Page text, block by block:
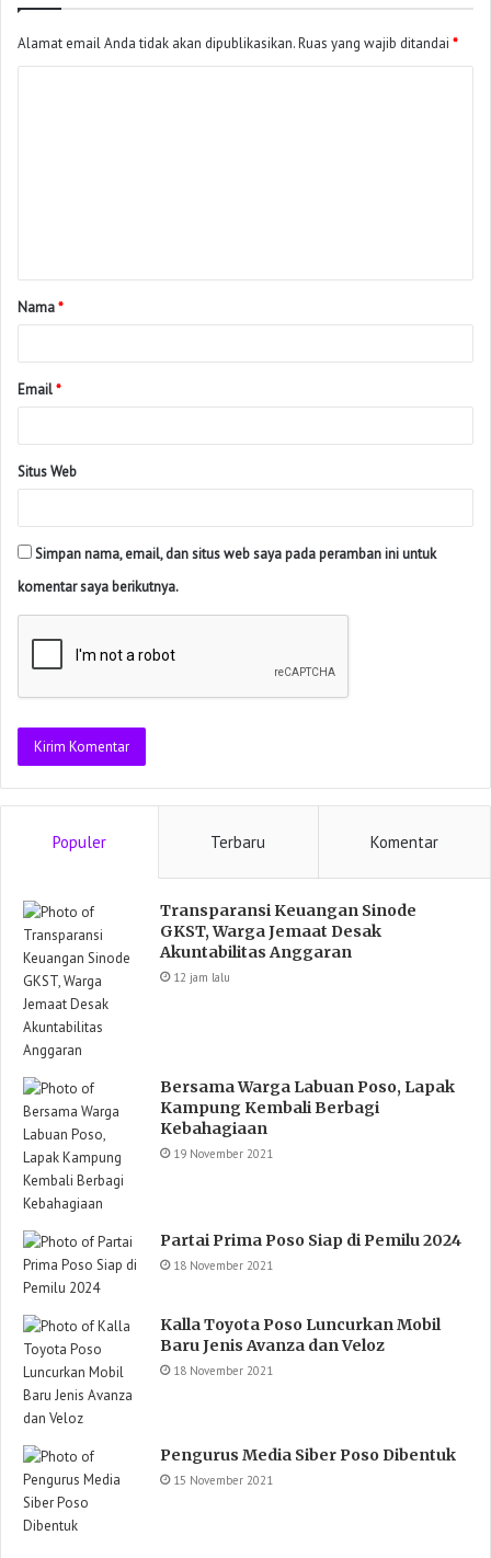
Alamat email Anda tidak akan dipublikasikan.Ruas yang wajib ditandai *
Nama*
Email*
Situs Web
Simpan nama, email, dan situs web saya pada peramban ini untuk
komentar saya berikutnya.
Populer Terbaru Komentar
Transparansi Keuangan Sinode
GKST, Warga Jemaat Desak
Akuntabilitas Anggaran
12 jam lalu
Bersama Warga Labuan Poso, Lapak
Kampung Kembali Berbagi
Kebahagiaan
19 November 2021
Partai Prima Poso Siap di Pemilu 2024
18 November 2021
Kalla Toyota Poso Luncurkan Mobil
Baru Jenis Avanza dan Veloz
18 November 2021
Pengurus Media Siber Poso Dibentuk
15 November 2021